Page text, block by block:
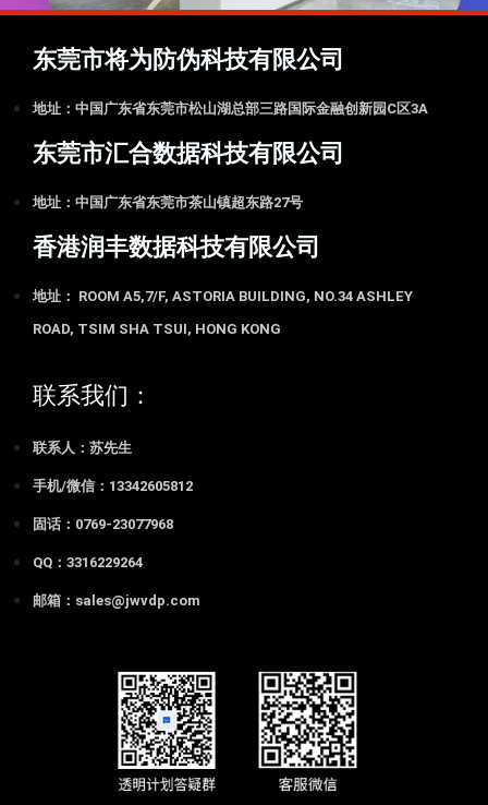
东莞市将为防伪科技有限公司
地址：中国广东省东莞市松山湖总部三路国际金融创新园C区3A
东莞市汇合数据科技有限公司
地址：中国广东省东莞市茶山镇超东路27号
香港润丰数据科技有限公司
地址： ROOM A5,7/F, ASTORIA BUILDING, NO.34 ASHLEY
ROAD, TSIM SHA TSUI, HONG KONG
联系我们：
联系人：苏先生
手机/微信：13342605812
固话：0769-23077968
QQ：3316229264
邮箱：sales@jwvdp.com